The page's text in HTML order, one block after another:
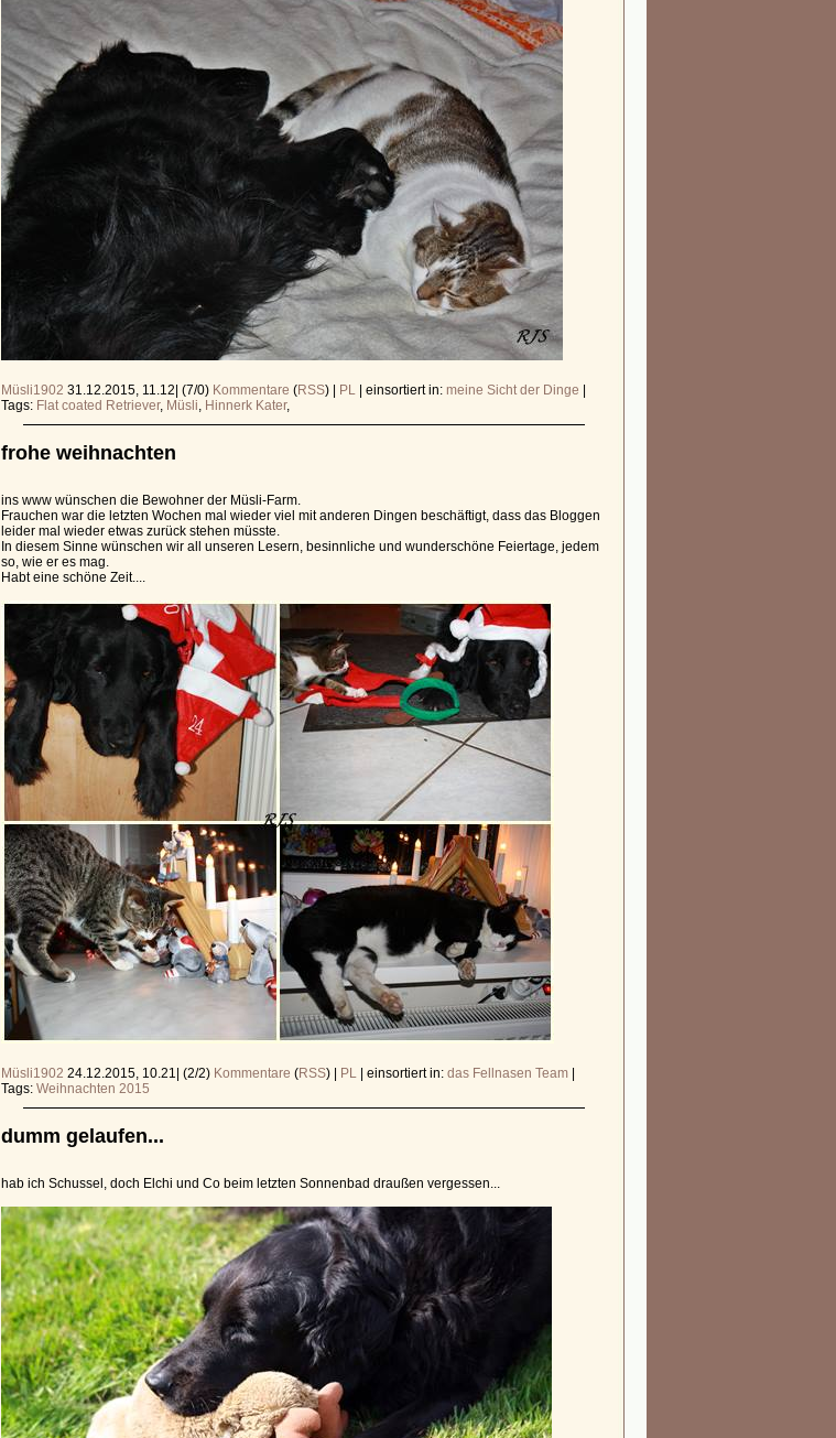
Müsli1902 31.12.2015, 11.12| (7/0) Kommentare (RSS) | PL | einsortiert in: meine Sicht der Dinge |
Tags: Flat coated Retriever, Müsli Hinnerk Kater,
frohe weihnachten
ins www wünschen die Bewohner der Müsli-Farm.
Frauchen war die letzten Wochen mal wieder viel mit anderen Dingen beschäftigt, dass das Bloggen
leider mal wieder etwas zurück stehen müsste.
In diesem Sinne wünschen wir all unseren Lesern, besinnliche und wunderschöne Feiertage, jedem
so, wie er es mag.
Habt eine schöne Zeit....
Müsli1902 24.12.2015, 10.21 | (2/2) Kommentare (RSS) | PL | einsortiert in: das Fellnasen Team |
Tags: Weihnachten 2015
dumm gelaufen...
hab ich Schussel, doch Elchi und Co beim letzten Sonnenbad draußen vergessen...